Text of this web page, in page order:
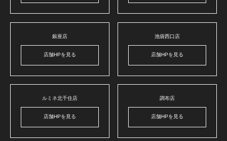
銀座店
店舗HPを見る
池袋西口店
店舗HPを見る
ルミネ北千住店
店舗HPを見る
調布店
店舗HPを見る